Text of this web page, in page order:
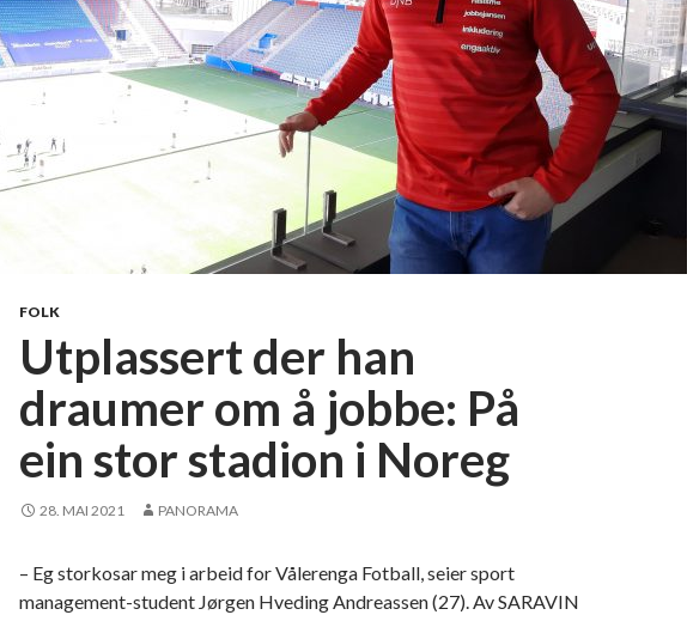
e
k
k
d
ø
y
e
j
b
o
r
M
a
FOLK
Utplassert der han
draumer om å jobbe: På
ein stor stadion i Noreg
28. MAI 2021 PANORAMA
– Eg storkosar meg i arbeid for Vålerenga Fotball, seier sport
management-student Jørgen Hveding Andreassen (27). Av SARAVIN